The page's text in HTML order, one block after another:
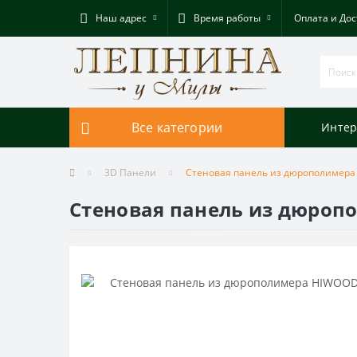
Наш адрес Время работы Оплата и
Все категории
3D Панели Стеновая панель из дюрополимера
Стеновая панель из